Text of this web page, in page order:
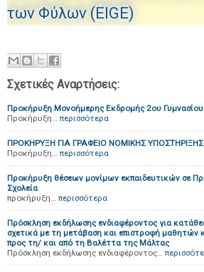
των Φύλων (EIGE)
Σχετικές Αναρτήσεις:
Προκήρυξη Μονοήμερης Εκδρομής 2ου
Προκήρυξη… περισσότερα
ΠΡΟΚΗΡΥΞΗ ΓΙΑ ΓΡΑΦΕΙΟ ΝΟΜΙΚΗΣ
Προκήρυξη… περισσότερα
Προκήρυξη θέσεων μονίμων εκπαιδευτικών σε
Σχολεία
προκήρυξη… περισσότερα
Πρόσκληση εκδήλωσης ενδιαφέροντος για
σχετικά με τη μετάβαση και επιστροφή μαθητών
προς τη/ και από τη Βαλέττα της Μάλτας
Πρόσκληση εκδήλωσης ενδιαφέροντος…